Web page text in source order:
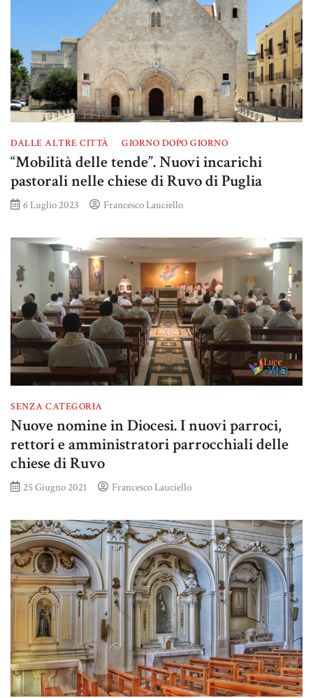
DALLE ALTRE CITTÀ GIORNO DOPO GIORNO
“Mobilità delle tende”. Nuovi incarichi
pastorali nelle chiese di Ruvo di Puglia
6 Luglio 2023 Francesco Lauciello
SENZA CATEGORIA
Nuove nomine in Diocesi. I nuovi parroci,
rettori e amministratori parrocchiali delle
chiese di Ruvo
25 Giugno 2021 Francesco Lauciello